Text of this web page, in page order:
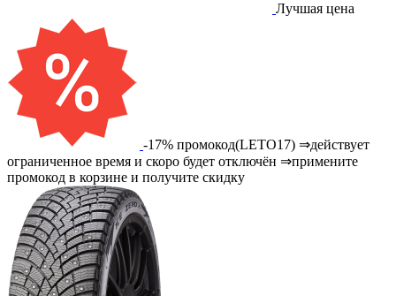
Лучшая цена
-17% промокод(LETO17) ⇒действует
ограниченное время и скоро будет отключён ⇒примените
промокод в корзине и получите скидку